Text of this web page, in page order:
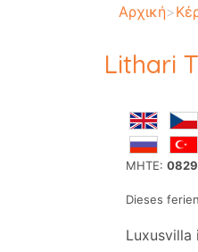
Αρχική>
Lithari
MHTE:
Dieses
Luxusvilla